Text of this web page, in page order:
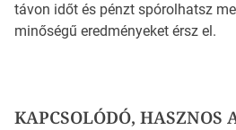
távon időt és pénzt spórolhatsz
minőségű eredményeket érsz el.
KAPCSOLÓDÓ, HASZNOS